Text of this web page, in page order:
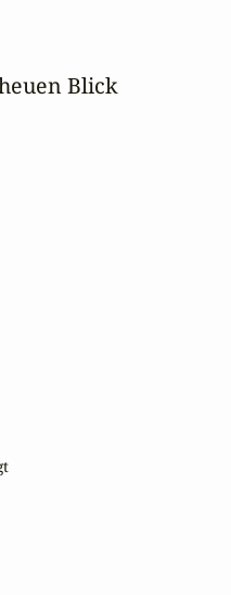
Blick